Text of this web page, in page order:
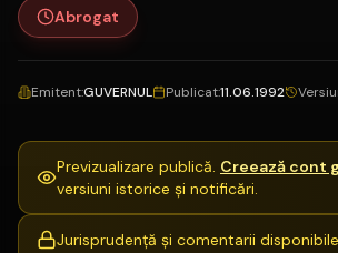
Abrogat
Emitent:GUVERNUL Publicat:11.06.1992
Previzualizare publică. Creează cont
versiuni istorice și notificări.
Jurisprudență și comentarii